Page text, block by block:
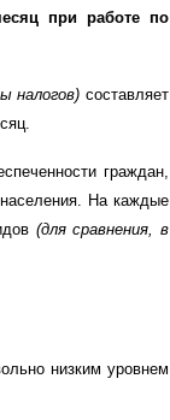
при работе по
налогов) составляет
граждан,
На каждые
(для сравнения, в
низким уровнем